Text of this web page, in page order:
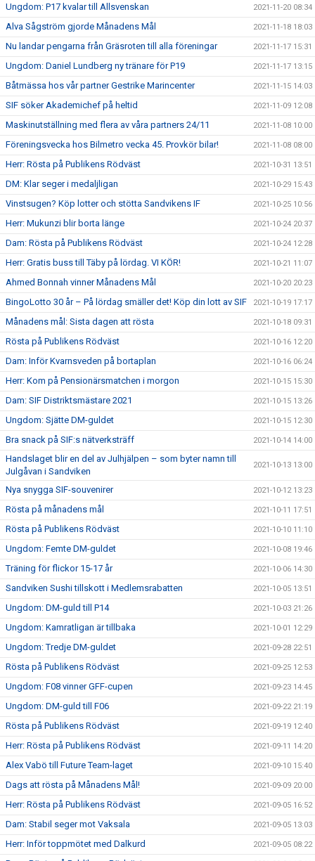
Ungdom: P17 kvalar till Allsvenskan 2021-11-20 08:34
Alva Sågström gjorde Månadens Mål 2021-11-18 18:03
Nu landar pengarna från Gräsroten till alla föreningar 2021-11-17 15:31
Ungdom: Daniel Lundberg ny tränare för P19 2021-11-17 13:15
Båtmässa hos vår partner Gestrike Marincenter 2021-11-15 14:03
SIF söker Akademichef på heltid 2021-11-09 12:08
Maskinutställning med flera av våra partners 24/11 2021-11-08 10:00
Föreningsvecka hos Bilmetro vecka 45. Provkör bilar! 2021-11-08 08:00
Herr: Rösta på Publikens Rödväst 2021-10-31 13:51
DM: Klar seger i medaljligan 2021-10-29 15:43
Vinstsugen? Köp lotter och stötta Sandvikens IF 2021-10-25 10:56
Herr: Mukunzi blir borta länge 2021-10-24 20:37
Dam: Rösta på Publikens Rödväst 2021-10-24 12:28
Herr: Gratis buss till Täby på lördag. VI KÖR! 2021-10-21 11:07
Ahmed Bonnah vinner Månadens Mål 2021-10-20 20:23
BingoLotto 30 år – På lördag smäller det! Köp din lott av SIF 2021-10-19 17:17
Månadens mål: Sista dagen att rösta 2021-10-18 09:31
Rösta på Publikens Rödväst 2021-10-16 12:20
Dam: Inför Kvarnsveden på bortaplan 2021-10-16 06:24
Herr: Kom på Pensionärsmatchen i morgon 2021-10-15 15:30
Dam: SIF Distriktsmästare 2021 2021-10-15 13:26
Ungdom: Sjätte DM-guldet 2021-10-15 12:30
Bra snack på SIF:s nätverksträff 2021-10-14 14:00
Handslaget blir en del av Julhjälpen – som byter namn till
Julgåvan i Sandviken
2021-10-13 13:00
Nya snygga SIF-souvenirer 2021-10-12 13:23
Rösta på månadens mål 2021-10-11 17:51
Rösta på Publikens Rödväst 2021-10-10 11:10
Ungdom: Femte DM-guldet 2021-10-08 19:46
Träning för flickor 15-17 år 2021-10-06 14:30
Sandviken Sushi tillskott i Medlemsrabatten 2021-10-05 13:51
Ungdom: DM-guld till P14 2021-10-03 21:26
Ungdom: Kamratligan är tillbaka 2021-10-01 12:29
Ungdom: Tredje DM-guldet 2021-09-28 22:51
Rösta på Publikens Rödväst 2021-09-25 12:53
Ungdom: F08 vinner GFF-cupen 2021-09-23 14:45
Ungdom: DM-guld till F06 2021-09-22 21:19
Rösta på Publikens Rödväst 2021-09-19 12:40
Herr: Rösta på Publikens Rödväst 2021-09-11 14:20
Alex Vabö till Future Team-laget 2021-09-10 15:40
Dags att rösta på Månadens Mål! 2021-09-09 20:00
Herr: Rösta på Publikens Rödväst 2021-09-05 16:52
Dam: Stabil seger mot Vaksala 2021-09-05 13:03
Herr: Inför toppmötet med Dalkurd 2021-09-05 08:22